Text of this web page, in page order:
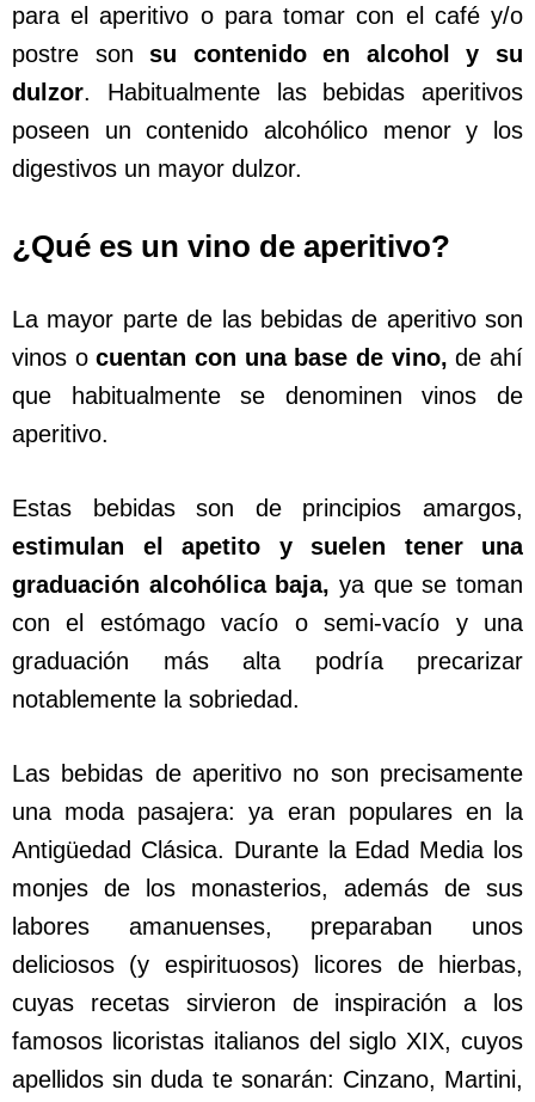
para el aperitivo o para tomar con el café y/o
postre sonsu contenido en alcohol y su
dulzor. Habitualmente las bebidas aperitivos
poseen un contenido alcohólico menor y los
digestivos un mayor dulzor.
¿Qué es un vino de aperitivo?
La mayor parte de las bebidas de aperitivo son
vinos ocuentan con una base de vino,de ahí
que habitualmente se denominen vinos de
aperitivo.
Estas bebidas son de principios amargos,
estimulan el apetito y suelen tener una
graduación alcohólica baja, ya que se toman
con el estómago vacío o semi-vacío y una
graduación más alta podría precarizar
notablemente la sobriedad.
Las bebidas de aperitivo no son precisamente
una moda pasajera: ya eran populares en la
Antigüedad Clásica. Durante la Edad Media los
monjes de los monasterios, además de sus
labores amanuenses, preparaban unos
deliciosos (y espirituosos) licores de hierbas,
cuyas recetas sirvieron de inspiración a los
famosos licoristas italianos del siglo XIX, cuyos
apellidos sin duda te sonarán: Cinzano, Martini,